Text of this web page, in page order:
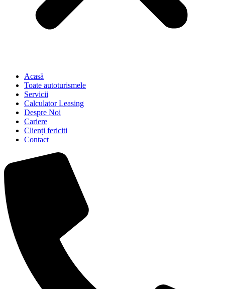
Acasă
Toate autoturismele
Servicii
Calculator Leasing
Despre Noi
Cariere
Clienți fericiti
Contact